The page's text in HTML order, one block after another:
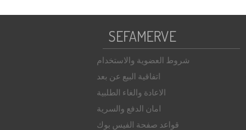
SEFAMERVE
شروط العضوية والاستخدام
اتفاقية البيع عن بعد
الاعادة والغاء الطلبية
امان الدفع والسرية
قواعد صفحة الفيس بوك